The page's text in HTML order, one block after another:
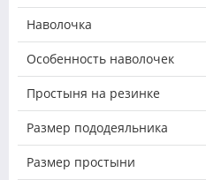
Наволочка
Особенность наволочек
Простыня на резинке
Размер пододеяльника
Размер простыни